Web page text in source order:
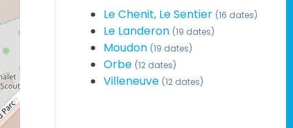
Le Chenit, Le Sentier (16 dates)
Le Landeron (19 dates)
Moudon (19 dates)
Orbe (12 dates)
Villeneuve (12 dates)